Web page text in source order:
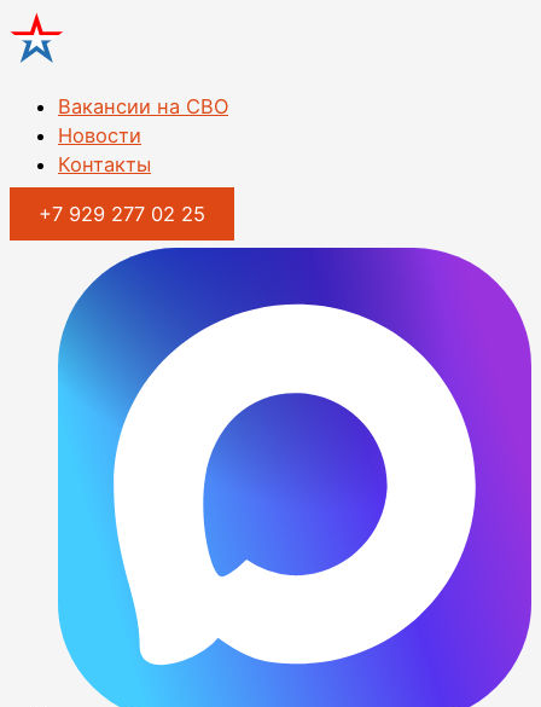
Перейти
к
Вакансии на СВО
Новости
Контакты
+7 929 277 02 25